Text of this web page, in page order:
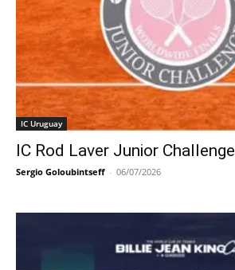
IC Uruguay
IC Rod Laver Junior Challenge
Sergio Goloubintseff - 06/07/2026